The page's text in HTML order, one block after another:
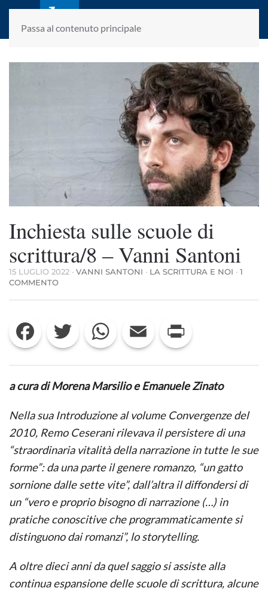
Passa al contenuto principale
laletteraturaenoi.it
fondato da Romano Luperini
Inchiesta sulle scuole di
scrittura/8 – Vanni Santoni
15 LUGLIO 2022 · VANNI SANTONI · LA SCRITTURA E NOI · 1
COMMENTOSU
SULLE
DI
SCRITTURA/8
–
SANTONI
Facebook Twitter WhatsApp Email
a cura di Morena Marsilio e Emanuele Zinato
Nella sua Introduzioneal volume Convergenzedel
2010, Remo Ceserani rilevava il persistere di una
“straordinaria vitalità della narrazione in tutte le sue
forme”: da una parte il genere romanzo, “un gatto
sornione dalle sette vite”, dall’altra il diffondersi di
un “vero e proprio bisogno di narrazione (…) in
pratiche conoscitive che programmaticamente si
distinguono dai romanzi”, lostorytelling.
A oltre dieci anni da quel saggio si assiste alla
continua espansione delle scuole di scrittura, alcune